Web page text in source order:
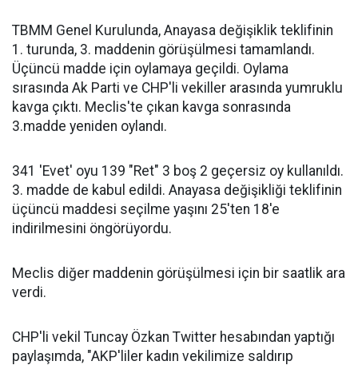
TBMM Genel Kurulunda, Anayasa değişiklik teklifinin
1. turunda, 3. maddenin görüşülmesi tamamlandı.
Üçüncü madde için oylamaya geçildi. Oylama
sırasında Ak Parti ve CHP'li vekiller arasında yumruklu
kavga çıktı. Meclis'te çıkan kavga sonrasında
3.madde yeniden oylandı.
341 'Evet' oyu 139 "Ret" 3 boş 2 geçersiz oy kullanıldı.
3. madde de kabul edildi. Anayasa değişikliği teklifinin
üçüncü maddesi seçilme yaşını 25'ten 18'e
indirilmesini öngörüyordu.
Meclis diğer maddenin görüşülmesi için bir saatlik ara
verdi.
CHP'li vekil Tuncay Özkan Twitter hesabından yaptığı
paylaşımda, "AKP'liler kadın vekilimize saldırıp